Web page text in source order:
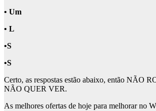
• Um
• L
•S
•S
Certo, as respostas estão abaixo, então NÃO
NÃO QUER VER.
As melhores ofertas de hoje para melhorar no